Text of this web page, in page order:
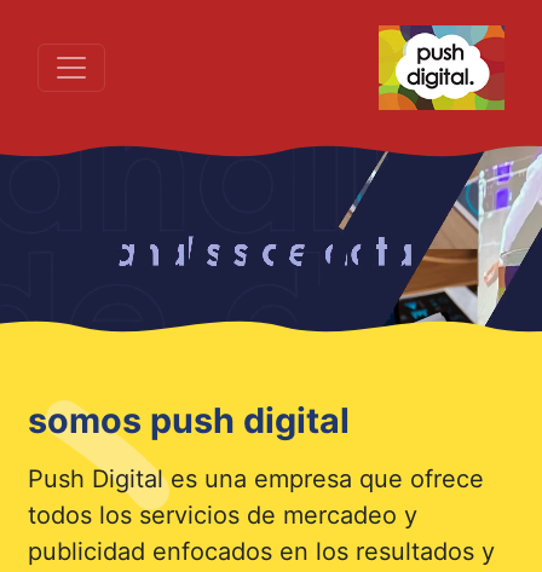
somos push digital
Push Digital es una empresa que ofrece
todos los servicios de mercadeo y
publicidad enfocados en los resultados y